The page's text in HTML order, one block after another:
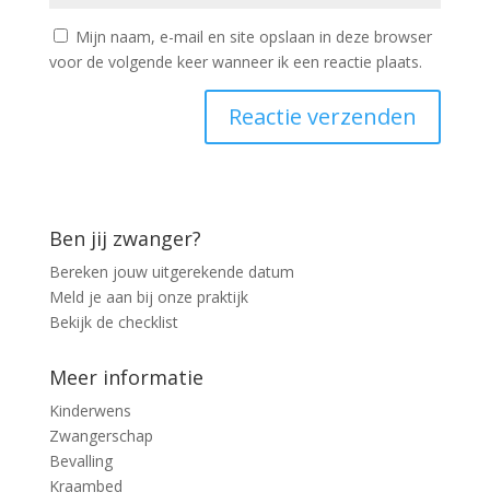
Mijn naam, e-mail en site opslaan in deze browser
voor de volgende keer wanneer ik een reactie plaats.
Ben jij zwanger?
Bereken jouw uitgerekende datum
Meld je aan bij onze praktijk
Bekijk de checklist
Meer informatie
Kinderwens
Zwangerschap
Bevalling
Kraambed